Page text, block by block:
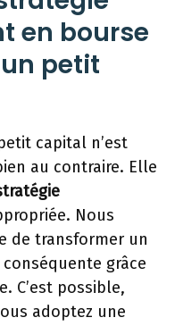
en bourse
petit
capital n’est
au contraire. Elle
Nous
de transformer un
grâce
C’est possible,
adoptez une